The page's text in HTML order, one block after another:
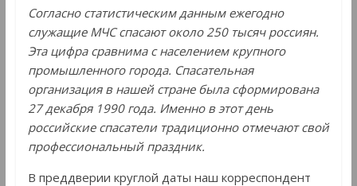
Согласно статистическим данным ежегодно
служащие МЧС спасают около 250 тысяч россиян.
Эта цифра сравнима с населением крупного
промышленного города. Спасательная
организация в нашей стране была сформирована
27 декабря 1990 года. Именно в этот день
российские спасатели традиционно отмечают свой
профессиональный праздник.
В преддверии круглой даты наш корреспондент